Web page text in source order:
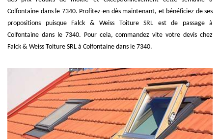
Colfontaine dans le 7340. Profitez-en dès maintenant, et bénéficiez de ses
propositions puisque Falck & Weiss Toiture SRL est de passage à
Colfontaine dans le 7340. Pour cela, commandez vite votre devis chez
Falck & Weiss Toiture SRL à Colfontaine dans le 7340.